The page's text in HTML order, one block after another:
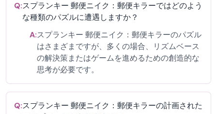
Q:スプランキー 郵便ニイク：郵便キラーではどのよう
な種類のパズルに遭遇しますか？
A:スプランキー 郵便ニイク：郵便キラーのパズル
はさまざまですが、多くの場合、リズムベース
の解決策またはゲームを進めるための創造的な
思考が必要です。
Q:スプランキー 郵便ニイク：郵便キラーの計画された